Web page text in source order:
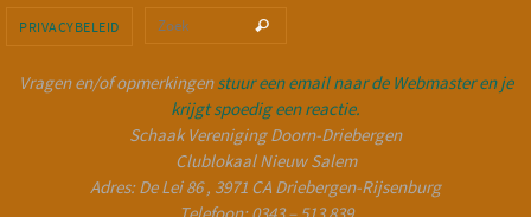
PRIVACYBELEID Zoek
Vragen en/of opmerkingenstuur een email naar de Webmaster en je
krijgt spoedig een reactie.
Schaak Vereniging Doorn-Driebergen
Clublokaal Nieuw Salem
Adres: De Lei 86 , 3971 CA Driebergen-Rijsenburg